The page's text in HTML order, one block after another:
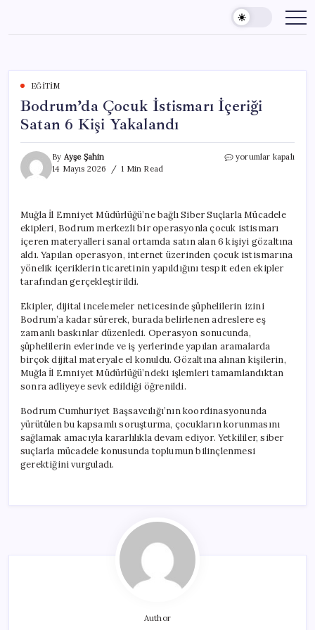
content
EĞITIM
Bodrum’da Çocuk İstismarı İçeriği
Satan 6 Kişi Yakalandı
By Ayşe Şahin
14 Mayıs 2026
1 Min Read
Bodrum’da
6
Kişi
Yakalandı
için
yorumlar kapalı
Muğla İl Emniyet Müdürlüğü’ne bağlı Siber Suçlarla Mücadele
ekipleri, Bodrum merkezli bir operasyonla çocuk istismarı
içeren materyalleri sanal ortamda satın alan 6 kişiyi gözaltına
aldı. Yapılan operasyon, internet üzerinden çocuk istismarına
yönelik içeriklerin ticaretinin yapıldığını tespit eden ekipler
tarafından gerçekleştirildi.
Ekipler, dijital incelemeler neticesinde şüphelilerin izini
Bodrum’a kadar sürerek, burada belirlenen adreslere eş
zamanlı baskınlar düzenledi. Operasyon sonucunda,
şüphelilerin evlerinde ve iş yerlerinde yapılan aramalarda
birçok dijital materyale el konuldu. Gözaltına alınan kişilerin,
Muğla İl Emniyet Müdürlüğü’ndeki işlemleri tamamlandıktan
sonra adliyeye sevk edildiği öğrenildi.
Bodrum Cumhuriyet Başsavcılığı’nın koordinasyonunda
yürütülen bu kapsamlı soruşturma, çocukların korunmasını
sağlamak amacıyla kararlılıkla devam ediyor. Yetkililer, siber
suçlarla mücadele konusunda toplumun bilinçlenmesi
gerektiğini vurguladı.
Author